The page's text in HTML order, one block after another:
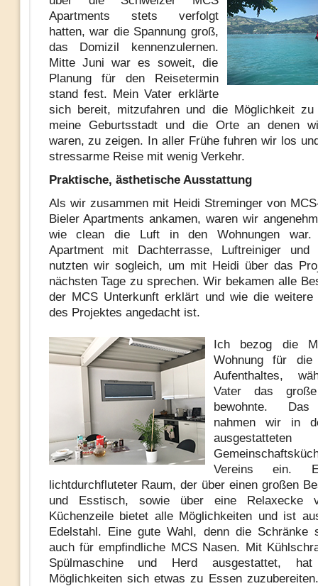
Apartments stets verfolgt
hatten, war die Spannung groß,
das Domizil kennenzulernen.
Mitte Juni war es soweit, die
Planung für den Reisetermin
stand fest. Mein Vater erklärte
sich bereit, mitzufahren und die Möglichkeit
meine Geburtsstadt und die Orte an denen
waren, zu zeigen. In aller Frühe fuhren wir los
stressarme Reise mit wenig Verkehr.
Praktische, ästhetische Ausstattung
Als wir zusammen mit Heidi Streminger von
Bieler Apartments ankamen, waren wir
wie clean die Luft in den Wohnungen war.
Apartment mit Dachterrasse, Luftreiniger und
nutzten wir sogleich, um mit Heidi über das
nächsten Tage zu sprechen. Wir bekamen alle
der MCS Unterkunft erklärt und wie die weitere
des Projektes angedacht ist.
Ich bezog die
Wohnung für
Aufenthaltes,
Vater das große
bewohnte. Das
nahmen wir in
ausgestatteten
Vereins ein.
lichtdurchfluteter Raum, der über einen großen
und Esstisch, sowie über eine Relaxecke
Küchenzeile bietet alle Möglichkeiten und ist
Edelstahl. Eine gute Wahl, denn die Schränke
auch für empfindliche MCS Nasen. Mit
Spülmaschine und Herd ausgestattet,
Möglichkeiten sich etwas zu Essen